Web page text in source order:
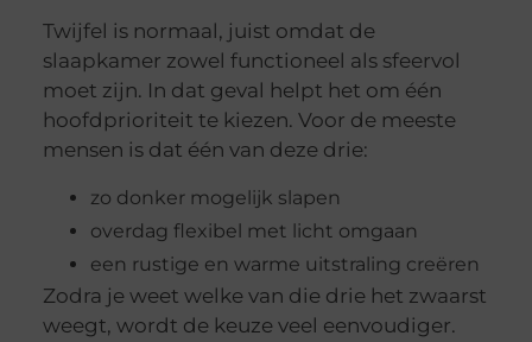
Twijfel is normaal, juist omdat de
slaapkamer zowel functioneel als sfeervol
moet zijn. In dat geval helpt het om één
hoofdprioriteit te kiezen. Voor de meeste
mensen is dat één van deze drie:
zo donker mogelijk slapen
overdag flexibel met licht omgaan
een rustige en warme uitstraling creëren
Zodra je weet welke van die drie het zwaarst
weegt, wordt de keuze veel eenvoudiger.